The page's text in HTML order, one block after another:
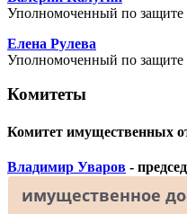
Уполномоченный по защите
Елена Рулева
Уполномоченный по защите
Комитеты
Комитет имущественных
Владимир Уваров -
имущественное